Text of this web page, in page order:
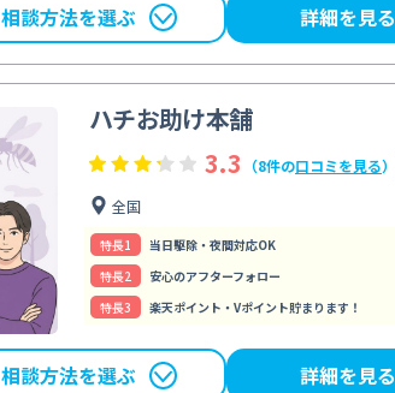
相談方法を選ぶ 詳細を見る
ハチお助け本舗
3.3
（8件の口コミを見る）
全国
特⻑1
当日駆除・夜間対応OK
特⻑2
安心のアフターフォロー
特⻑3
楽天ポイント・Vポイント貯まります！
相談方法を選ぶ 詳細を見る